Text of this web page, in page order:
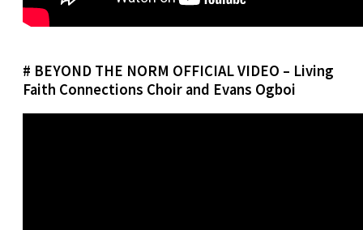
# BEYOND THE NORM OFFICIAL VIDEO – Living
Faith Connections Choir and Evans Ogboi